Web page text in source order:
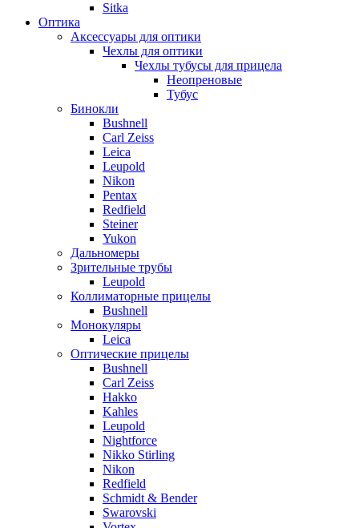
Sitka
Оптика
Аксессуары для оптики
Чехлы для оптики
Чехлы тубусы для прицела
Неопреновые
Тубус
Бинокли
Bushnell
Carl Zeiss
Leica
Leupold
Nikon
Pentax
Redfield
Steiner
Yukon
Дальномеры
Зрительные трубы
Leupold
Коллиматорные прицелы
Bushnell
Монокуляры
Leica
Оптические прицелы
Bushnell
Carl Zeiss
Hakko
Kahles
Leupold
Nightforce
Nikko Stirling
Nikon
Redfield
Schmidt & Bender
Swarovski